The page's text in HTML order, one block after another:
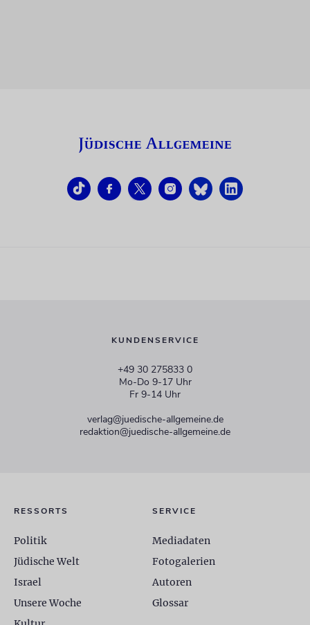
KUNDENSERVICE
+49 30 275833 0
Mo-Do 9-17 Uhr
Fr 9-14 Uhr
verlag@juedische-allgemeine.de
redaktion@juedische-allgemeine.de
RESSORTS
Politik
Jüdische Welt
Israel
Unsere Woche
SERVICE
Mediadaten
Fotogalerien
Autoren
Glossar